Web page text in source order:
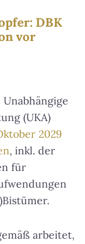
DBK
vor
(UKA)
2029
, inkl. der
für
arbeitet,